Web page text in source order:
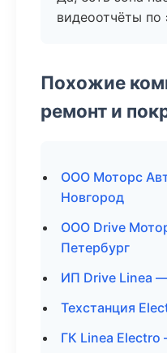
видеоотчёты по
Похожие
ремонт и
ООО Моторс
Новгород
ООО Drive
Петербург
ИП Drive Linea
Техстанция
ГК Linea